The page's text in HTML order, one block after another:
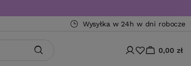
Wysyłka w 24h w dni robocze
0,00 zł